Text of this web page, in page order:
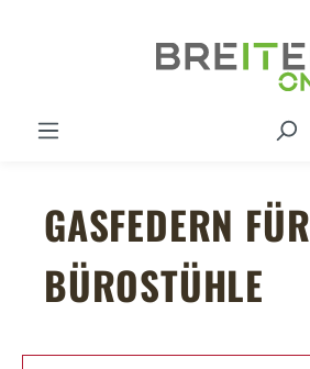
GASFEDERN FÜR
BÜROSTÜHLE